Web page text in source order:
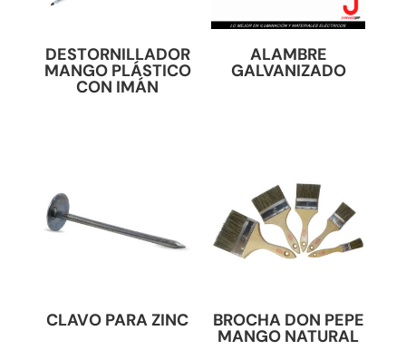
DESTORNILLADOR
MANGO PLÁSTICO
CON IMÁN
ALAMBRE
GALVANIZADO
CLAVO PARA ZINC BROCHA DON PEPE
MANGO NATURAL